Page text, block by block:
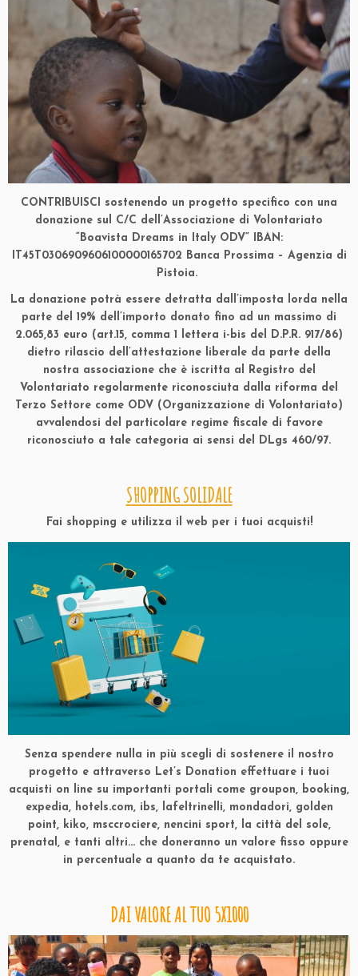
CONTRIBUISCI
sostenendo un progetto specifico con una
donazione sul C/C dell’Associazione di Volontariato
“Boavista Dreams in Italy ODV”
IBAN:
IT45T0306909606100000165702 Banca Prossima – Agenzia di
Pistoia.
La donazione potrà essere detratta dall’imposta lorda nella
parte del 19% dell’importo donato fino ad un massimo di
2.065,83 euro (art.15, comma 1 lettera i-bis del D.P.R. 917/86)
dietro rilascio dell’attestazione liberale da parte della
nostra associazione che è iscritta al Registro del
Volontariato regolarmente riconosciuta dalla riforma del
Terzo Settore come ODV (Organizzazione di Volontariato)
avvalendosi del particolare regime fiscale di favore
riconosciuto a tale categoria ai sensi del DLgs 460/97.
SHOPPING SOLIDALE
Fai shopping e utilizza il web per i tuoi acquisti!
Senza spendere nulla in più scegli di sostenere il nostro
progetto e attraverso Let’s Donation effettuare i tuoi
acquisti on line su importanti portali come groupon, booking,
expedia, hotels.com, ibs, lafeltrinelli, mondadori, golden
point, kiko, msccrociere, nencini sport, la città del sole,
prenatal, e tanti altri… che doneranno un valore fisso oppure
in percentuale a quanto da te acquistato.
DAI VALORE AL TUO 5X1000